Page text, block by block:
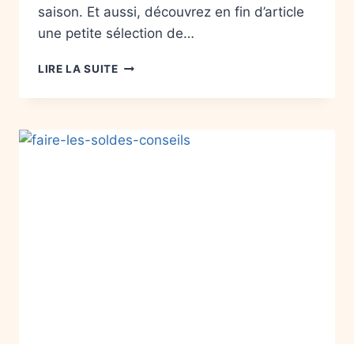
saison. Et aussi, découvrez en fin d’article
une petite sélection de…
LIRE LA SUITE